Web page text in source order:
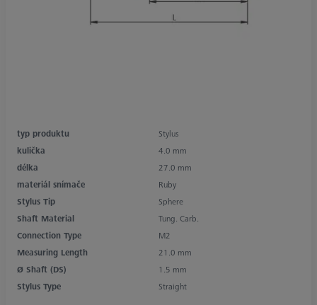
typ produktu
Stylus
kulička
4.0 mm
délka
27.0 mm
materiál snímače
Ruby
Stylus Tip
Sphere
Shaft Material
Tung. Carb.
Connection Type
M2
Measuring Length
21.0 mm
Ø Shaft (DS)
1.5 mm
Stylus Type
Straight